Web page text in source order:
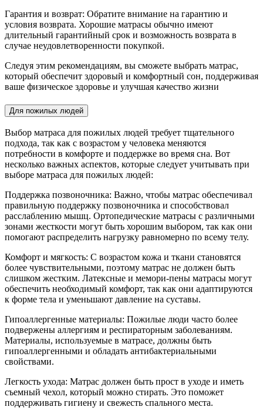
Гарантия и возврат: Обратите внимание на гарантию и
условия возврата. Хорошие матрасы обычно имеют
длительный гарантийный срок и возможность возврата в
случае неудовлетворенности покупкой.
Следуя этим рекомендациям, вы сможете выбрать матрас,
который обеспечит здоровый и комфортный сон, поддерживая
ваше физическое здоровье и улучшая качество жизни
Для пожилых людей
Выбор матраса для пожилых людей требует тщательного
подхода, так как с возрастом у человека меняются
потребности в комфорте и поддержке во время сна. Вот
несколько важных аспектов, которые следует учитывать при
выборе матраса для пожилых людей:
Поддержка позвоночника: Важно, чтобы матрас обеспечивал
правильную поддержку позвоночника и способствовал
расслаблению мышц. Ортопедические матрасы с различными
зонами жесткости могут быть хорошим выбором, так как они
помогают распределить нагрузку равномерно по всему телу.
Комфорт и мягкость: С возрастом кожа и ткани становятся
более чувствительными, поэтому матрас не должен быть
слишком жестким. Латексные и мемори-пены матрасы могут
обеспечить необходимый комфорт, так как они адаптируются
к форме тела и уменьшают давление на суставы.
Гипоаллергенные материалы: Пожилые люди часто более
подвержены аллергиям и респираторным заболеваниям.
Материалы, используемые в матрасе, должны быть
гипоаллергенными и обладать антибактериальными
свойствами.
Легкость ухода: Матрас должен быть прост в уходе и иметь
съемный чехол, который можно стирать. Это поможет
поддерживать гигиену и свежесть спального места.